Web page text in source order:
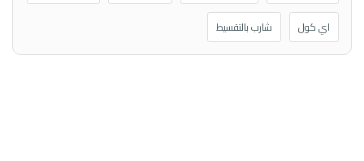
اي كول شارب بالتقسيط